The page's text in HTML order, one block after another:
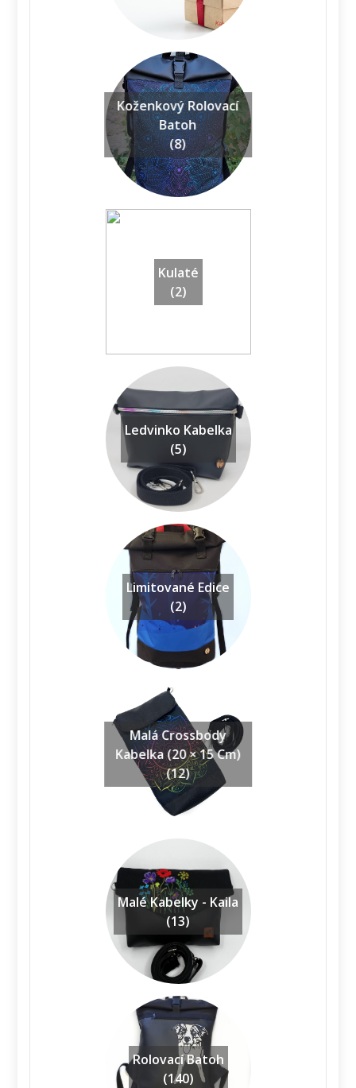
Koženkový Rolovací
Batoh
(8)
Kulaté
(2)
Ledvinko Kabelka
(5)
Limitované Edice
(2)
Malá Crossbody
Kabelka (20 × 15 Cm)
(12)
Malé Kabelky - Kaila
(13)
Rolovací Batoh
(140)